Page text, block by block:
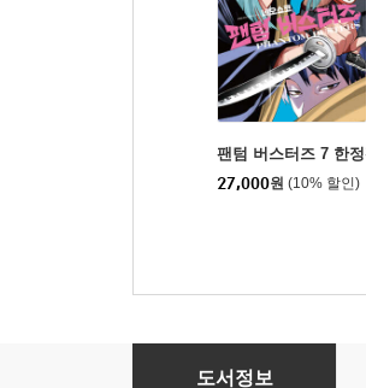
팬텀 버스터즈 7 한
27,000원 (10% 할인)
카구라바치 2 일반판
도서정보